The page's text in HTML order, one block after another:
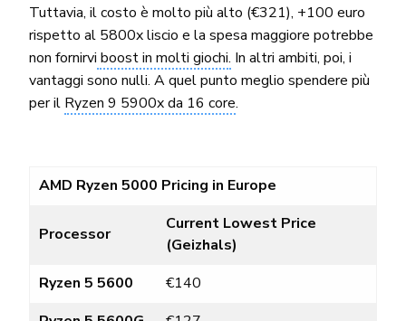
Tuttavia, il costo è molto più alto (€321), +100 euro
rispetto al 5800x liscio e la spesa maggiore potrebbe
non fornirvi boost in molti giochi. In altri ambiti, poi, i
vantaggi sono nulli. A quel punto meglio spendere più
per il Ryzen 9 5900x da 16 core.
AMD Ryzen 5000 Pricing in Europe
Processor
Current Lowest Price
(Geizhals)
Ryzen 5 5600
€140